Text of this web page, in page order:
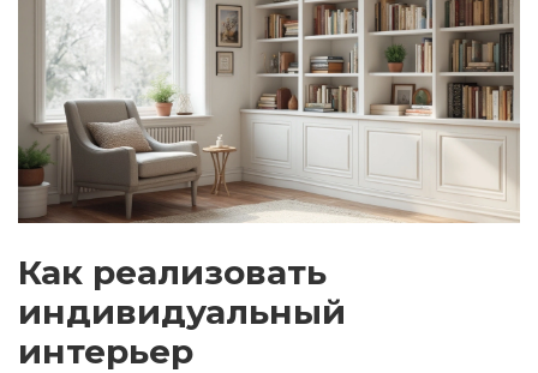
Как реализовать
индивидуальный
интерьер